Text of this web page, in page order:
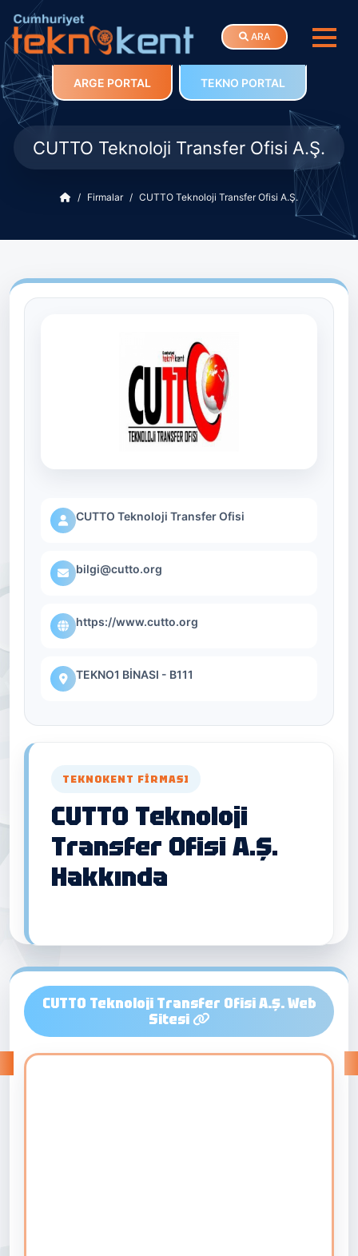
ARA
ARGE PORTAL TEKNO PORTAL
CUTTO Teknoloji Transfer Ofisi A.Ş.
Firmalar CUTTO Teknoloji Transfer Ofisi A.Ş.
CUTTO Teknoloji Transfer Ofisi
bilgi@cutto.org
https://www.cutto.org
TEKNO1 BİNASI - B111
TEKNOKENT FIRMASI
CUTTO Teknoloji
Transfer Ofisi A.Ş.
Hakkında
CUTTO Teknoloji Transfer Ofisi A.Ş. Web
Sitesi